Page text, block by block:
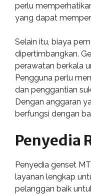
perlu
yang dapat
Selain itu, biaya
dipertimbangkan.
perawatan berkala
Pengguna perlu
dan penggantian
Dengan anggaran
berfungsi dengan
Penyedia
Penyedia genset
layanan lengkap
pelanggan baik